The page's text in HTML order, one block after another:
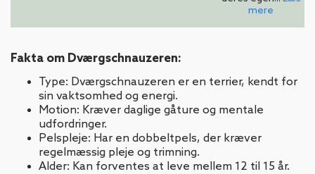
mere
Fakta om Dværgschnauzeren:
Type: Dværgschnauzeren er en terrier, kendt for
sin vaktsomhed og energi.
Motion: Kræver daglige gåture og mentale
udfordringer.
Pelspleje: Har en dobbeltpels, der kræver
regelmæssig pleje og trimning.
Alder: Kan forventes at leve mellem 12 til 15 år.